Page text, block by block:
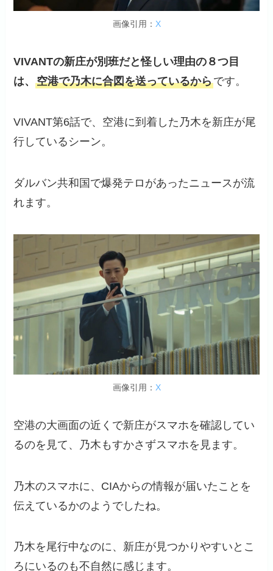
画像引用： X
VIVANTの新庄が別班だと怪しい理由の８つ目
は、空港で乃木に合図を送っているからです。
VIVANT第6話で、空港に到着した乃木を新庄が尾
行しているシーン。
ダルバン共和国で爆発テロがあったニュースが流
れます。
画像引用： X
空港の大画面の近くで新庄がスマホを確認してい
るのを見て、乃木もすかさずスマホを見ます。
乃木のスマホに、CIAからの情報が届いたことを
伝えているかのようでしたね。
乃木を尾行中なのに、新庄が見つかりやすいとこ
ろにいるのも不自然に感じます。